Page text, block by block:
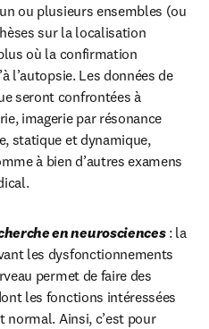
ou plusieurs ensembles (ou
sur la localisation
où la confirmation
l’autopsie. Les données de
seront confrontées à
imagerie par résonance
statique et dynamique,
à bien d’autres examens
en neurosciences : la
les dysfonctionnements
permet de faire des
les fonctions intéressées
normal. Ainsi, c’est pour